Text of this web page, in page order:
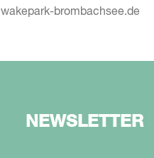
brombachsee.de
NEWSLETTER